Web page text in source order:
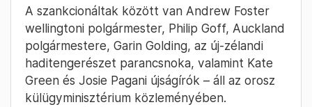
A szankcionáltak között van Andrew Foster
wellingtoni polgármester, Philip Goff, Auckland
polgármestere, Garin Golding, az új-zélandi
haditengerészet parancsnoka, valamint Kate
Green és Josie Pagani újságírók – áll az orosz
külügyminisztérium közleményében.